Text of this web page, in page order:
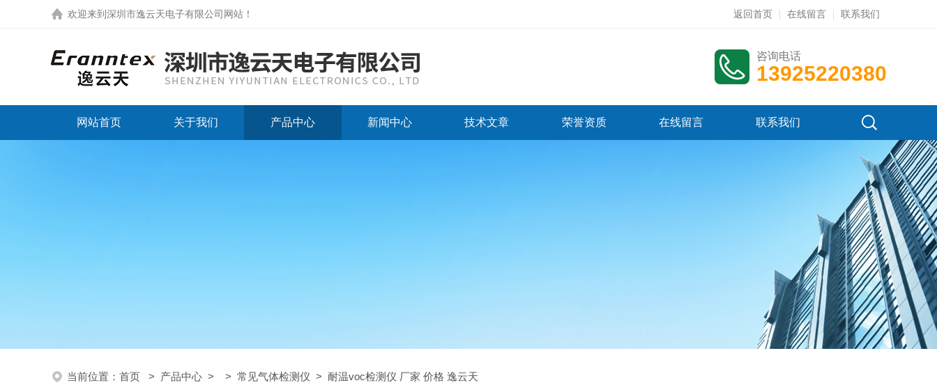
欢迎来到 深圳市逸云天电子有限公司网站 ！ 返回首页 在线留言 联系我们
咨询电话
13925220380
网站首页 关于我们 产品中心 新闻中心 技术文章 荣誉资质 在线留言 联系我们
当前位置： 首页 > 产品中心 > > 常见气体检测仪 > 耐温voc检测仪 厂家 价格 逸云天